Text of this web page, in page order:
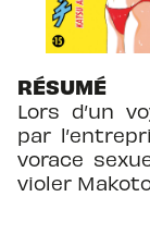
RÉSUMÉ
Lors d’un
par
vorace
violer